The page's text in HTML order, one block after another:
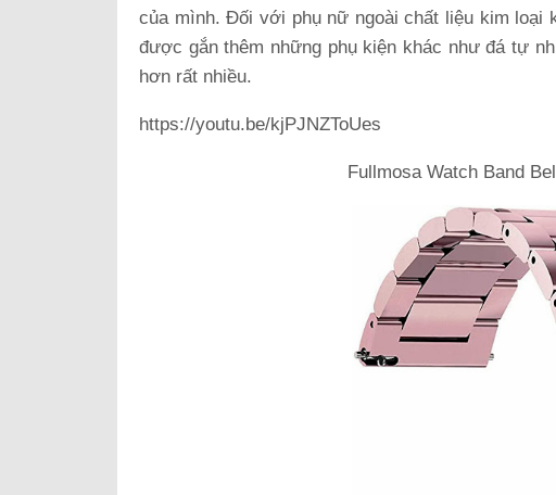
của mình. Đối với phụ nữ ngoài chất liệu kim loại
được gắn thêm những phụ kiện khác như đá tự
hơn rất nhiều.
https://youtu.be/kjPJNZToUes
Fullmosa Watch Band